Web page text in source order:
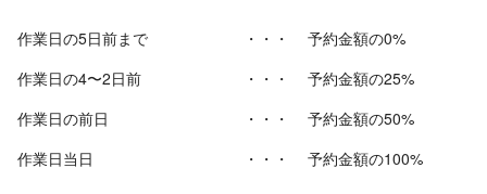
作業日の5日前まで ・・・
予約金額の0%
作業日の4〜2日前
・・・
予約金額の25%
作業日の前日
・・・
予約金額の50%
作業日当日
・・・ 予約金額の100%